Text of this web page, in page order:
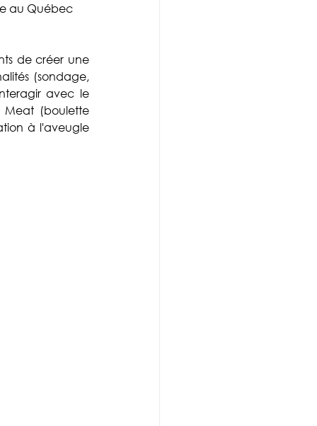
au Québec
de créer une
(sondage,
avec le
Meat (boulette
à l'aveugle